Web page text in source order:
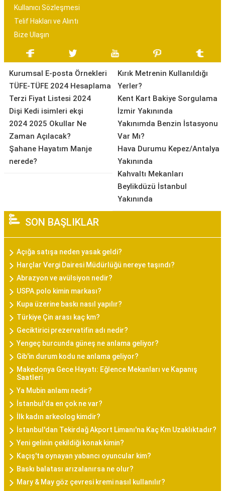
Kullanıcı Sözleşmesi
Telif Hakları ve Alıntı
Bize Ulaşın
Kurumsal E-posta Örnekleri
TÜFE-TÜFE 2024 Hesaplama
Terzi Fiyat Listesi 2024
Dişi Kedi isimleri ekşi
2024 2025 Okullar Ne
Zaman Açılacak?
Şahane Hayatım Manje
nerede?
Kırık Metrenin Kullanıldığı
Yerler?
Kent Kart Bakiye Sorgulama
İzmir Yakınında
Yakınımda Benzin İstasyonu
Var Mı?
Hava Durumu Kepez/Antalya
Yakınında
Kahvaltı Mekanları
Beylikdüzü İstanbul
Yakınında
SON BAŞLIKLAR
Açığa satışa neden yasak geldi?
Harçlar Vergi Dairesi Müdürlüğü nereye taşındı?
Abrazyon ve avülsiyon nedir?
USPA.polo kimin markası?
Kupa üzerine baskı nasıl yapılır?
Türkiye Çin arası kaç km?
Geciktirici prezervatifin adı nedir?
Yengeç burcunda güneş ne anlama geliyor?
Gib'in durum kodu ne anlama geliyor?
Makedonya Gece Hayatı: Eğlence Mekanları ve Kapanış
Saatleri
Ya Mubin anlamı nedir?
İstanbul'da en çok ne var?
İlk kadın arkeolog kimdir?
İstanbul'dan Tekirdağ Akport Limanı'na Kaç Km Uzaklıktadır?
Yeni gelinin çekildiği konak kimin?
Kaçış'ta oynayan yabancı oyuncular kim?
Baskı balatası arızalanırsa ne olur?
Mary & May göz çevresi kremi nasıl kullanılır?